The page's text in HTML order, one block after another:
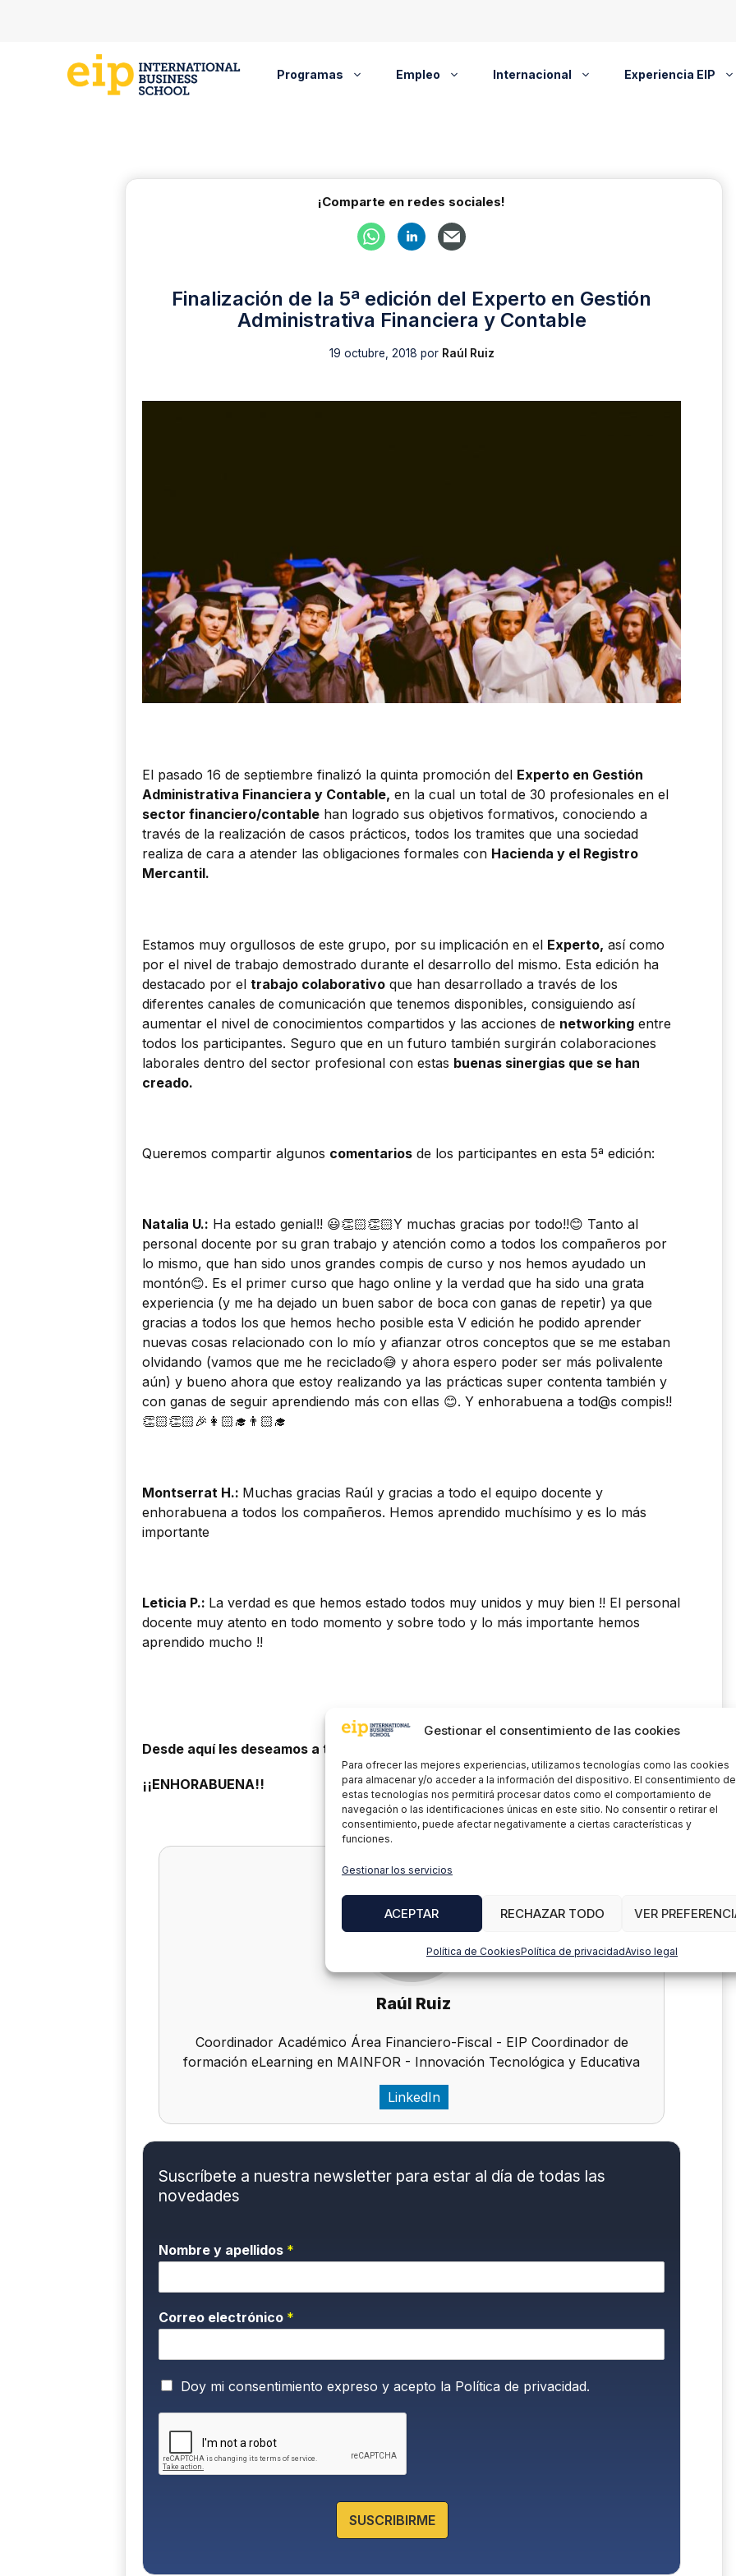
Gestionar el consentimiento de las cookies
Para ofrecer las mejores experiencias, utilizamos tecnologías como las cookies
para almacenar y/o acceder a la información del dispositivo. El consentimiento de
estas tecnologías nos permitirá procesar datos como el comportamiento de
navegación o las identificaciones únicas en este sitio. No consentir o retirar el
consentimiento, puede afectar negativamente a ciertas características y
funciones.
Gestionar los servicios
ACEPTAR RECHAZAR TODO VER
Política de CookiesPolítica de privacidadAviso legal
Programas Empleo Internacional Experiencia EIP
¡Comparte en redes sociales!
Finalización de la 5ª edición del Experto en Gestión
Administrativa Financiera y Contable
19 octubre, 2018 por Raúl Ruiz
El pasado 16 de septiembre finalizó la quinta promoción del Experto en Gestión
Administrativa Financiera y Contable, en la cual un total de 30 profesionales en el
sector financiero/contable han logrado sus objetivos formativos, conociendo a
través de la realización de casos prácticos, todos los tramites que una sociedad
realiza de cara a atender las obligaciones formales con Hacienda y el Registro
Mercantil.
Estamos muy orgullosos de este grupo, por su implicación en el Experto, así como
por el nivel de trabajo demostrado durante el desarrollo del mismo. Esta edición ha
destacado por el trabajo colaborativo que han desarrollado a través de los
diferentes canales de comunicación que tenemos disponibles, consiguiendo así
aumentar el nivel de conocimientos compartidos y las acciones de networking entre
todos los participantes. Seguro que en un futuro también surgirán colaboraciones
laborales dentro del sector profesional con estas buenas sinergias que se han
creado.
Queremos compartir algunos comentarios de los participantes en esta 5ª edición:
Natalia U.: Ha estado genial!! 😃👏🏻👏🏻Y muchas gracias por todo!!😊 Tanto al
personal docente por su gran trabajo y atención como a todos los compañeros por
lo mismo, que han sido unos grandes compis de curso y nos hemos ayudado un
montón😊. Es el primer curso que hago online y la verdad que ha sido una grata
experiencia (y me ha dejado un buen sabor de boca con ganas de repetir) ya que
gracias a todos los que hemos hecho posible esta V edición he podido aprender
nuevas cosas relacionado con lo mío y afianzar otros conceptos que se me estaban
olvidando (vamos que me he reciclado😅 y ahora espero poder ser más polivalente
aún) y bueno ahora que estoy realizando ya las prácticas super contenta también y
con ganas de seguir aprendiendo más con ellas 😊. Y enhorabuena a tod@s compis!!
👏🏻👏🏻🎉👩🏻‍🎓👨🏻‍🎓
Montserrat H.: Muchas gracias Raúl y gracias a todo el equipo docente y
enhorabuena a todos los compañeros. Hemos aprendido muchísimo y es lo más
importante
Leticia P.: La verdad es que hemos estado todos muy unidos y muy bien !! El personal
docente muy atento en todo momento y sobre todo y lo más importante hemos
aprendido mucho !!
Desde aquí les deseamos a todos ellos el mejor de los futuros laborales!!!
¡¡ENHORABUENA!!
Raúl Ruiz
Coordinador Académico Área Financiero-Fiscal - EIP Coordinador de
formación eLearning en MAINFOR - Innovación Tecnológica y Educativa
LinkedIn
Suscríbete a nuestra newsletter para estar al día de todas las
novedades
Nombre y apellidos *
Correo electrónico *
P
l
Doy mi consentimiento expreso y acepto la Política de privacidad.
SUSCRIBIRME